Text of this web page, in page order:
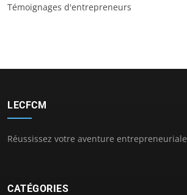
Témoignages d'entrepreneurs
LECFCM
Réussissez votre aventure entrepreneuriale
CATÉGORIES